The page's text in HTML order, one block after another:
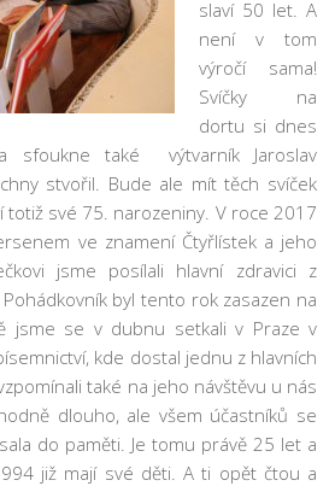
Rohozec
II
knih a čteček e-knih
Z KNIHOVNY
a ceník
slaví 50 let. A
není v tom
výročí sama!
Svíčky na
dortu si dnes
sfoukne také výtvarník Jaroslav
stvořil. Bude ale mít těch svíček
totiž své 75. narozeniny. V roce 2017
ve znamení Čtyřlístek a jeho
jsme posílali hlavní zdravici z
byl tento rok zasazen na
jsme se v dubnu setkali v Praze v
kde dostal jednu z hlavních
také na jeho návštěvu u nás
dlouho, ale všem účastníků se
do paměti. Je tomu právě 25 let a
již mají své děti. A ti opět čtou a